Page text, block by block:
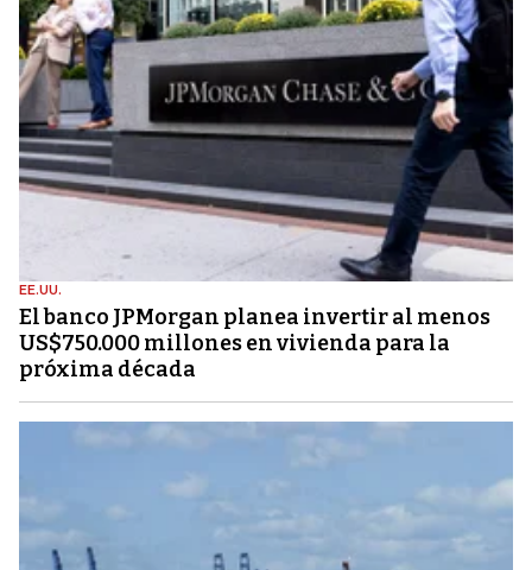
EE.UU.
El banco JPMorgan planea invertir al menos
US$750.000 millones en vivienda para la
próxima década